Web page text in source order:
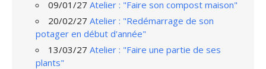
09/01/27 Atelier : "Faire son compost maison"
20/02/27 Atelier : "Redémarrage de son
potager en début d'année"
13/03/27 Atelier : "Faire une partie de ses
plants"